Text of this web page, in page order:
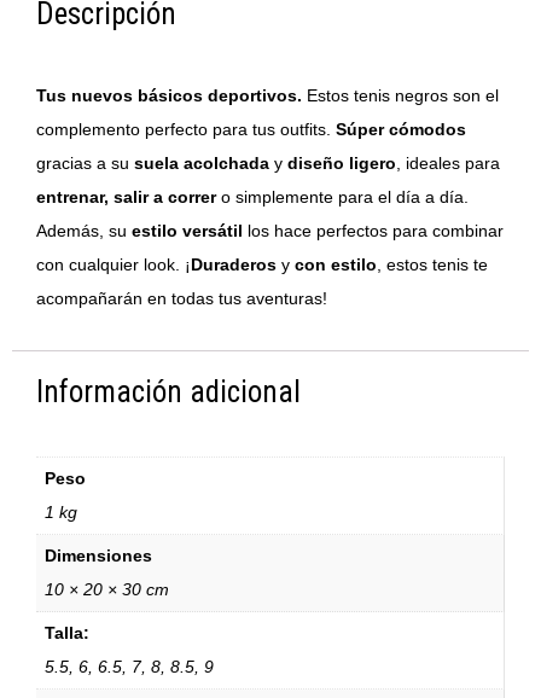
Descripción
Tus nuevos básicos deportivos. Estos tenis negros son el
complemento perfecto para tus outfits. Súper cómodos
gracias a su suela acolchada y diseño ligero , ideales para
entrenar, salir a correro simplemente para el día a día.
Además, su estilo versátil los hace perfectos para combinar
con cualquier look. ¡Duraderos y con estilo , estos tenis te
acompañarán en todas tus aventuras!
Información adicional
Peso
1 kg
Dimensiones
10 × 20 × 30 cm
Talla:
5.5, 6, 6.5, 7, 8, 8.5, 9